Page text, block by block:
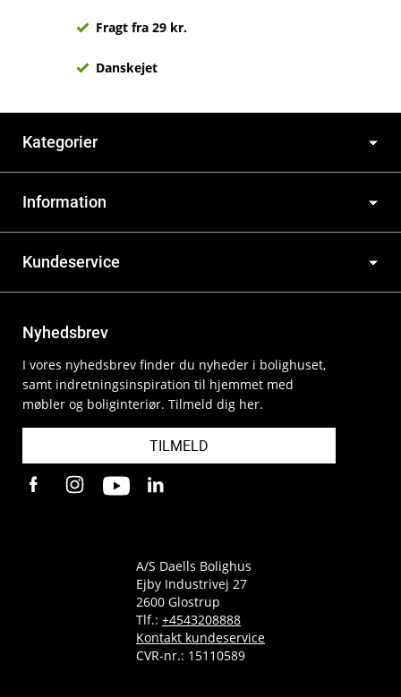
Fragt fra 29 kr.
Danskejet
Kategorier
Information
Kundeservice
Nyhedsbrev
I vores nyhedsbrev finder du nyheder i bolighuset,
samt indretningsinspiration til hjemmet med
møbler og boliginteriør. Tilmeld dig her.
TILMELD
A/S Daells Bolighus
Ejby Industrivej 27
2600 Glostrup
Tlf.: +4543208888
Kontakt kundeservice
CVR-nr.: 15110589